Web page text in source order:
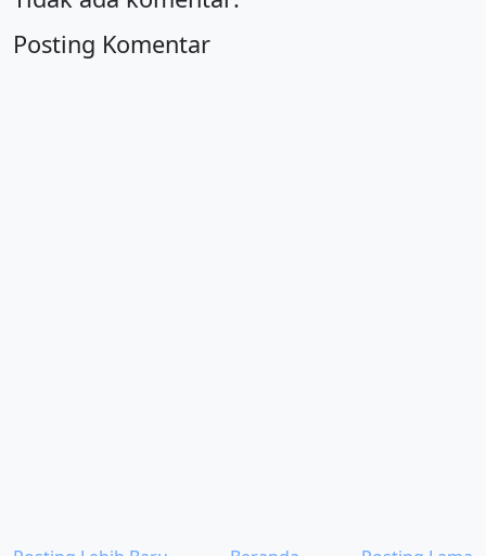
Posting Komentar